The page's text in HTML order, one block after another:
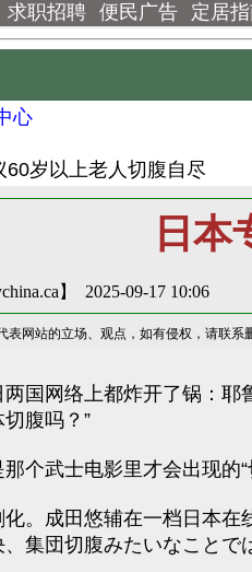
求职招聘 便民广告 定居
心
60岁以上老人切腹自尽
日本
】 2025-09-17 10:06
网站的立场、观点，如有侵权，请联系
国网络上都炸开了锅：
腹吗？”
个武士电影里才会出现的“
。成田悠辅在一档日本在
集団切腹みたいなことで